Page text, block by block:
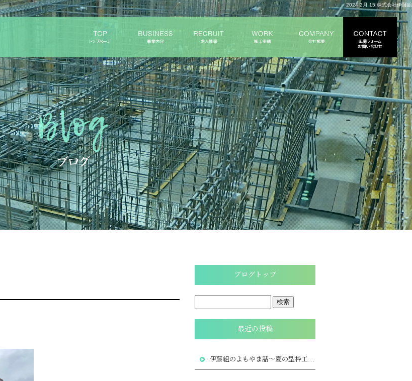
2024 2月 15|株式会社伊藤組
ブログトップ
最近の投稿
伊藤組のよもやま話～夏の型枠工事で大切な暑さ対策と品質管理